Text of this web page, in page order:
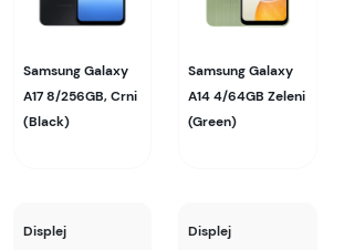
Samsung Galaxy
A17 8/256GB, Crni
(Black)
Samsung Galaxy
A14 4/64GB Zeleni
(Green)
Displej Displej